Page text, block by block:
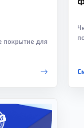
покрытие для